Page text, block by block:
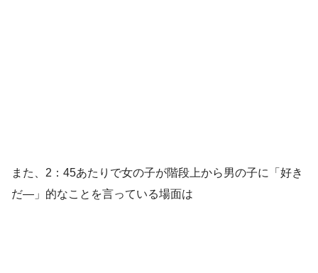
また、2：45あたりで女の子が階段上から男の子に「好き
だ―」的なことを言っている場面は